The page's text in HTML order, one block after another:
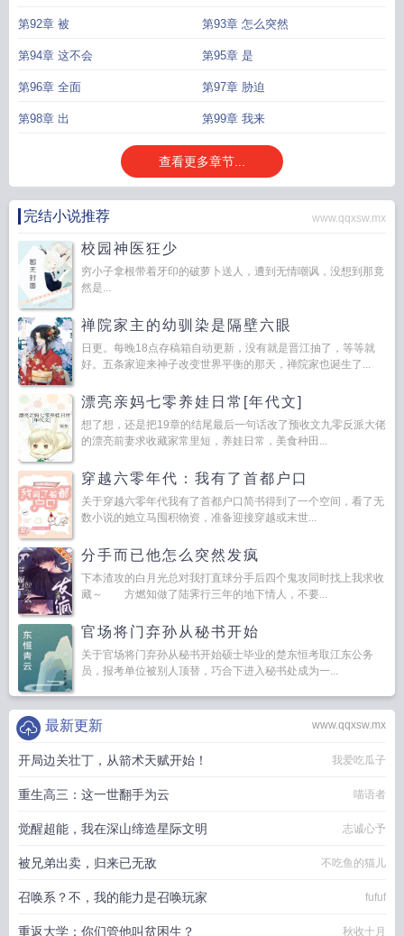
第92章 被 第93章 怎么突然
第94章 这不会 第95章 是
第96章 全面 第97章 胁迫
第98章 出 第99章 我来
查看更多章节...
完结小说推荐 www.qqxsw.mx
校园神医狂少
穷小子拿根带着牙印的破萝卜送人，遭到无情嘲讽，没想到那竟
然是...
禅院家主的幼驯染是隔壁六眼
日更。每晚18点存稿箱自动更新，没有就是晋江抽了，等等就
好。五条家迎来神子改变世界平衡的那天，禅院家也诞生了...
漂亮亲妈七零养娃日常[年代文]
想了想，还是把19章的结尾最后一句话改了预收文九零反派大佬
的漂亮前妻求收藏家常里短，养娃日常，美食种田...
穿越六零年代：我有了首都户口
关于穿越六零年代我有了首都户口简书得到了一个空间，看了无
数小说的她立马囤积物资，准备迎接穿越或末世...
分手而已他怎么突然发疯
下本渣攻的白月光总对我打直球分手后四个鬼攻同时找上我求收
藏～ 方燃知做了陆霁行三年的地下情人，不要...
官场将门弃孙从秘书开始
关于官场将门弃孙从秘书开始硕士毕业的楚东恒考取江东公务
员，报考单位被别人顶替，巧合下进入秘书处成为一...
www.qqxsw.mx
最新更新
开局边关壮丁，从箭术天赋开始！ 我爱吃瓜子
重生高三：这一世翻手为云 喵语者
觉醒超能，我在深山缔造星际文明 志诚心予
被兄弟出卖，归来已无敌 不吃鱼的猫儿
召唤系？不，我的能力是召唤玩家 fufuf
重返大学：你们管他叫贫困生？ 秋收十月